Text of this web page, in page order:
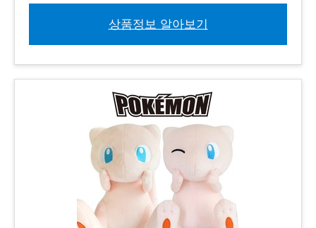
상품정보 알아보기